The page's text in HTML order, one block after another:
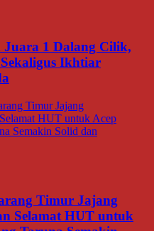
1 Dalang Cilik,
Ikhtiar
Timur Jajang
Selamat HUT untuk